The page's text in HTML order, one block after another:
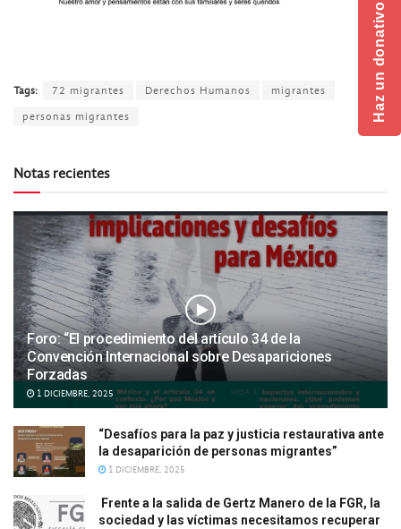
Tags: 72 migrantes Derechos Humanos migrantes
personas migrantes
Notas recientes
Foro: “El procedimiento del artículo 34 de la
Convención Internacional sobre Desapariciones
Forzadas
1 DICIEMBRE, 2025
“Desafíos para la paz y justicia restaurativa ante
la desaparición de personas migrantes”
1 DICIEMBRE, 2025
Frente a la salida de Gertz Manero de la FGR, la
sociedad y las víctimas necesitamos recuperar
Haz un donativo